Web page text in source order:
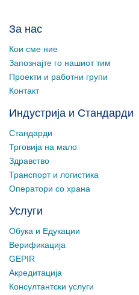
За нас
Кои сме ние
Запознајте го нашиот тим
Проекти и работни групи
Контакт
Индустрија и Стандарди
Стандарди
Трговија на мало
Здравство
Транспорт и логистика
Оператори со храна
Услуги
Обука и Едукации
Верификација
GEPIR
Акредитација
Консултантски услуги